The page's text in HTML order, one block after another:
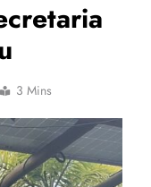
3 Mins